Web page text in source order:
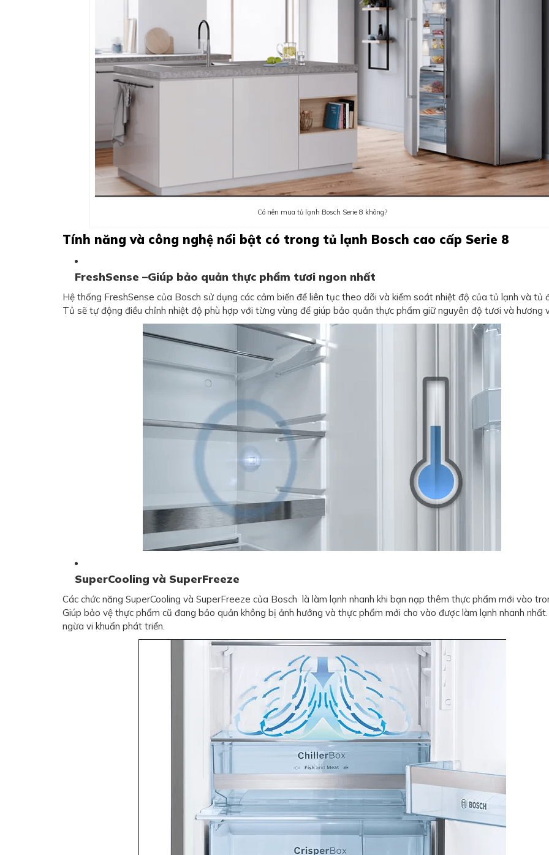
Có nên mua tủ lạnh Bosch Serie 8 không?
Tính năng và công nghệ nổi bật có trong tủ lạnh Bosch cao cấp Serie 8
FreshSense –Giúp bảo quản thực phẩm tươi ngon nhất
Hệ thống FreshSense của Bosch sử dụng các cảm biến để liên tục theo dõi và kiểm soát nhiệt độ của tủ lạnh và tủ
Tủ sẽ tự động điều chỉnh nhiệt độ phù hợp với từng vùng để giúp bảo quản thực phẩm giữ nguyên độ tươi và hương
SuperCooling và SuperFreeze
Các chức năng SuperCooling và SuperFreeze của Bosch là làm lạnh nhanh khi bạn nạp thêm thực phẩm mới vào
Giúp bảo vệ thực phẩm cũ đang bảo quản không bị ảnh hưởng và thực phẩm mới cho vào được làm lạnh nhanh
ngừa vi khuẩn phát triển.